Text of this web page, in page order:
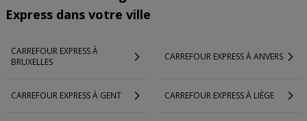
Express dans votre ville
CARREFOUR EXPRESS À
BRUXELLES
CARREFOUR EXPRESS À ANVERS
CARREFOUR EXPRESS À GENT CARREFOUR EXPRESS À LIÈGE